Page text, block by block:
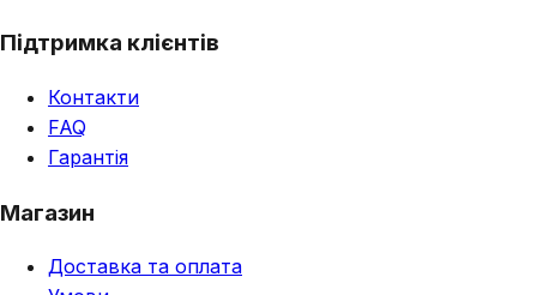
Підтримка клієнтів
Контакти
FAQ
Гарантія
Магазин
Доставка та оплата